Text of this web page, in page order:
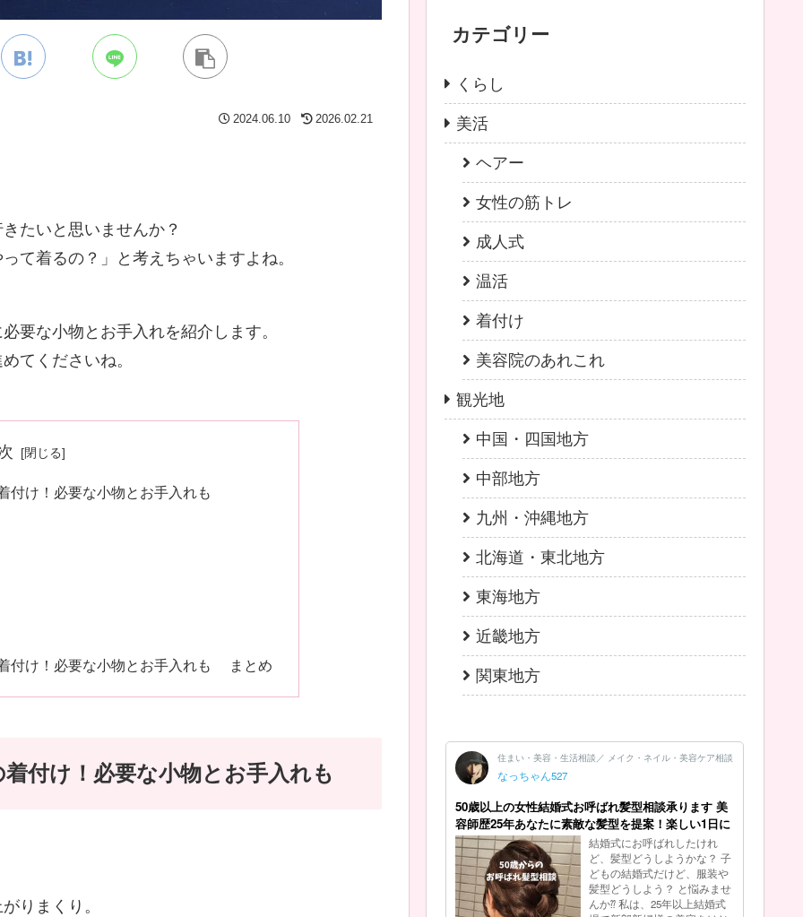
2024.06.10 2026.02.21
たいと思いませんか？
て着るの？」と考えちゃいますよね。
要な小物とお手入れを紹介します。
てくださいね。
付け！必要な小物とお手入れも
付け！必要な小物とお手入れも まとめ
付け！必要な小物とお手入れも
りまくり。
カテゴリー
くらし
美活
ヘアー
女性の筋トレ
成人式
温活
着付け
美容院のあれこれ
観光地
中国・四国地方
中部地方
九州・沖縄地方
北海道・東北地方
東海地方
近畿地方
関東地方